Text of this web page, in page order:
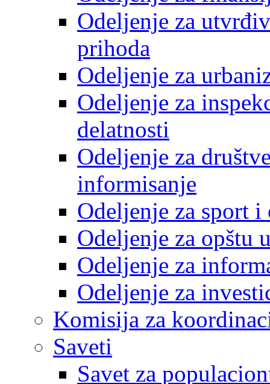
Odeljenje za
prihoda
Odeljenje za
Odeljenje za
delatnosti
Odeljenje za
informisanje
Odeljenje za sport
Odeljenje za opštu
Odeljenje za
Odeljenje za
Komisija za
Saveti
Savet za